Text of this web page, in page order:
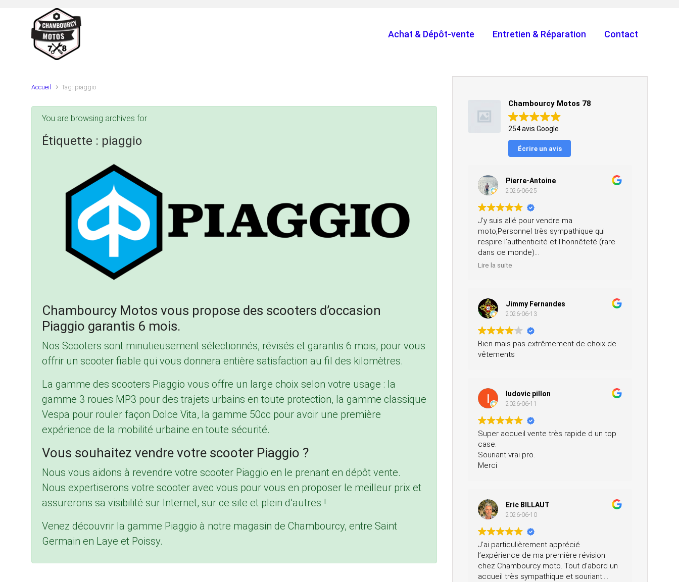
Skip to main content
Achat & Dépôt-vente Entretien & Réparation Contact
Accueil Tag: piaggio
You are browsing archives for
Étiquette : piaggio
Chambourcy Motos vous propose des scooters d’occasion
Piaggio garantis 6 mois.
Nos Scooters sont minutieusement sélectionnés, révisés et garantis 6 mois, pour vous
offrir un scooter fiable qui vous donnera entière satisfaction au fil des kilomètres.
La gamme des scooters Piaggio vous offre un large choix selon votre usage : la
gamme 3 roues MP3 pour des trajets urbains en toute protection, la gamme classique
Vespa pour rouler façon Dolce Vita, la gamme 50cc pour avoir une première
expérience de la mobilité urbaine en toute sécurité.
Vous souhaitez vendre votre scooter Piaggio ?
Nous vous aidons à revendre votre scooter Piaggio en le prenant en dépôt vente.
Nous expertiserons votre scooter avec vous pour vous en proposer le meilleur prix et
assurerons sa visibilité sur Internet, sur ce site et plein d’autres !
Venez découvrir la gamme Piaggio à notre magasin de Chambourcy, entre Saint
Germain en Laye et Poissy.
Chambourcy Motos 78
254 avis Google
Écrire un avis
Pierre-Antoine
2026-06-25
J’y suis allé pour vendre ma
moto,Personnel très sympathique qui
respire l’authenticité et l’honnêteté (rare
dans ce monde)
Merci pour votre professionnalisme, je
Lire la suite
Jimmy Fernandes
2026-06-13
Bien mais pas extrêmement de choix de
vêtements
ludovic pillon
2026-06-11
Super accueil vente très rapide d un top
case.
Souriant vrai pro.
Merci
Eric BILLAUT
2026-06-10
J’ai particulièrement apprécié
l’expérience de ma première révision
chez Chambourcy moto. Tout d’abord un
accueil très sympathique et souriant.